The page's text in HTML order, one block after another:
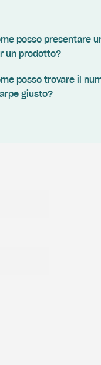
posso presentare
un prodotto?
posso trovare il
giusto?